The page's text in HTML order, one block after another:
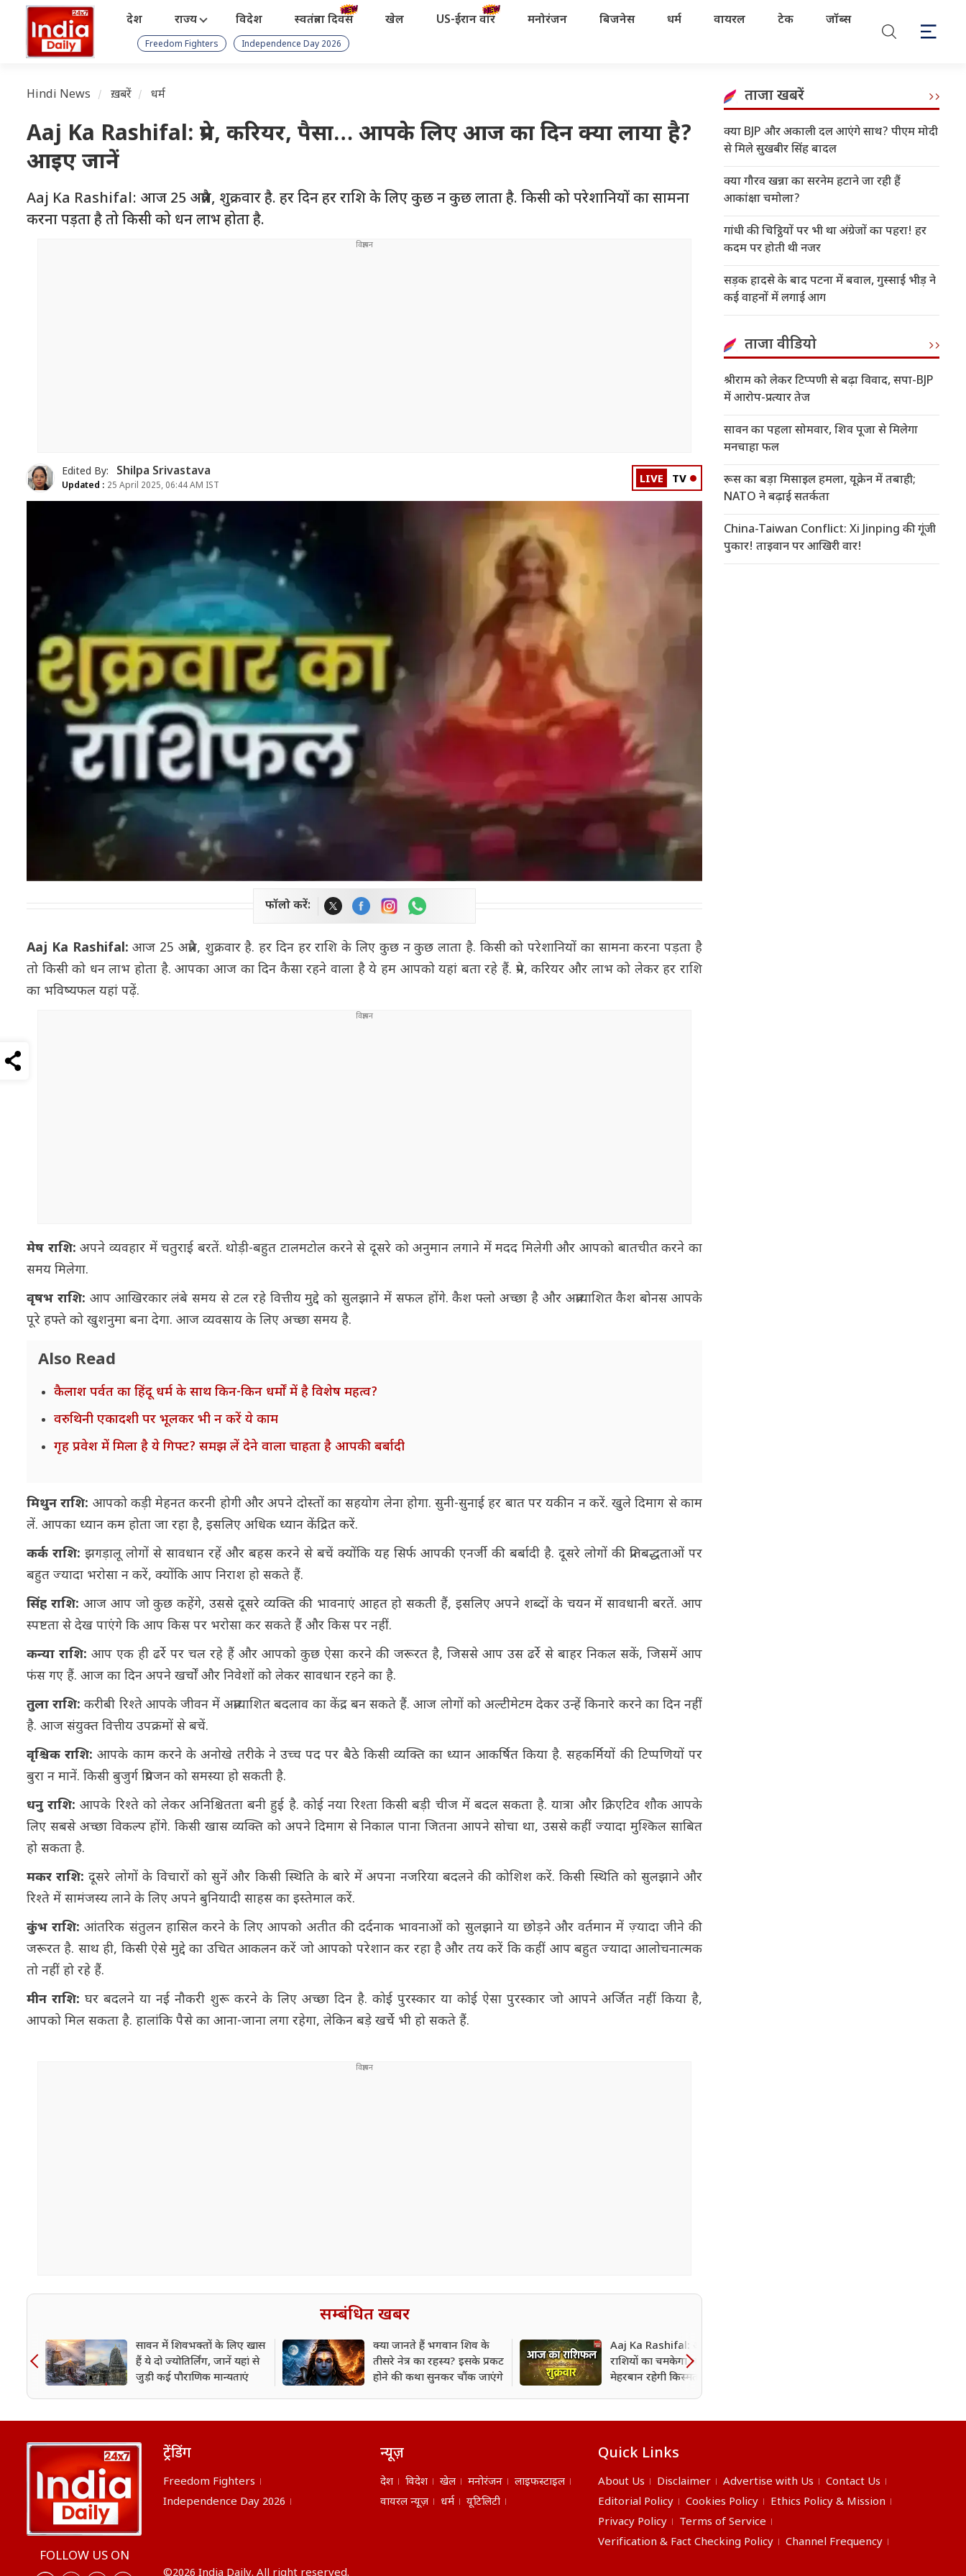
देश राज्य विदेश स्वतंत्रता दिवस खेल US-ईरान वॉर मनोरंजन बिजनेस धर्म वायरल टेक जॉब्स
Freedom Fighters Independence Day 2026
Hindi News ख़बरें धर्म
Aaj Ka Rashifal: प्रेम, करियर, पैसा… आपके लिए आज का दिन क्या लाया है?
आइए जानें
Aaj Ka Rashifal: आज 25 अप्रैल, शुक्रवार है. हर दिन हर राशि के लिए कुछ न कुछ लाता है. किसी को परेशानियों का सामना
करना पड़ता है तो किसी को धन लाभ होता है.
Edited By: Shilpa Srivastava
Updated : 25 April 2025, 06:44 AM IST LIVE TV
फॉलो करें:
Aaj Ka Rashifal:आज 25 अप्रैल, शुक्रवार है. हर दिन हर राशि के लिए कुछ न कुछ लाता है. किसी को परेशानियों का सामना करना पड़ता है
तो किसी को धन लाभ होता है. आपका आज का दिन कैसा रहने वाला है ये हम आपको यहां बता रहे हैं. प्रेम, करियर और लाभ को लेकर हर राशि
का भविष्यफल यहां पढ़ें.
मेष राशि:अपने व्यवहार में चतुराई बरतें. थोड़ी-बहुत टालमटोल करने से दूसरे को अनुमान लगाने में मदद मिलेगी और आपको बातचीत करने का
समय मिलेगा.
वृषभ राशि: आप आखिरकार लंबे समय से टल रहे वित्तीय मुद्दे को सुलझाने में सफल होंगे. कैश फ्लो अच्छा है और अप्रत्याशित कैश बोनस आपके
पूरे हफ्ते को खुशनुमा बना देगा. आज व्यवसाय के लिए अच्छा समय है.
Also Read
कैलाश पर्वत का हिंदू धर्म के साथ किन-किन धर्मों में है विशेष महत्व?
वरुथिनी एकादशी पर भूलकर भी न करें ये काम
गृह प्रवेश में मिला है ये गिफ्ट? समझ लें देने वाला चाहता है आपकी बर्बादी
मिथुन राशि: आपको कड़ी मेहनत करनी होगी और अपने दोस्तों का सहयोग लेना होगा. सुनी-सुनाई हर बात पर यकीन न करें. खुले दिमाग से काम
लें. आपका ध्यान कम होता जा रहा है, इसलिए अधिक ध्यान केंद्रित करें.
कर्क राशि: झगड़ालू लोगों से सावधान रहें और बहस करने से बचें क्योंकि यह सिर्फ आपकी एनर्जी की बर्बादी है. दूसरे लोगों की प्रतिबद्धताओं पर
बहुत ज्यादा भरोसा न करें, क्योंकि आप निराश हो सकते हैं.
सिंह राशि: आज आप जो कुछ कहेंगे, उससे दूसरे व्यक्ति की भावनाएं आहत हो सकती हैं, इसलिए अपने शब्दों के चयन में सावधानी बरतें. आप
स्पष्टता से देख पाएंगे कि आप किस पर भरोसा कर सकते हैं और किस पर नहीं.
कन्या राशि: आप एक ही ढर्रे पर चल रहे हैं और आपको कुछ ऐसा करने की जरूरत है, जिससे आप उस ढर्रे से बाहर निकल सकें, जिसमें आप
फंस गए हैं. आज का दिन अपने खर्चों और निवेशों को लेकर सावधान रहने का है.
तुला राशि:करीबी रिश्ते आपके जीवन में अप्रत्याशित बदलाव का केंद्र बन सकते हैं. आज लोगों को अल्टीमेटम देकर उन्हें किनारे करने का दिन नहीं
है. आज संयुक्त वित्तीय उपक्रमों से बचें.
वृश्चिक राशि:आपके काम करने के अनोखे तरीके ने उच्च पद पर बैठे किसी व्यक्ति का ध्यान आकर्षित किया है. सहकर्मियों की टिप्पणियों पर
बुरा न मानें. किसी बुजुर्ग प्रियजन को समस्या हो सकती है.
धनु राशि: आपके रिश्ते को लेकर अनिश्चितता बनी हुई है. कोई नया रिश्ता किसी बड़ी चीज में बदल सकता है. यात्रा और क्रिएटिव शौक आपके
लिए सबसे अच्छा विकल्प होंगे. किसी खास व्यक्ति को अपने दिमाग से निकाल पाना जितना आपने सोचा था, उससे कहीं ज्यादा मुश्किल साबित
हो सकता है.
मकर राशि: दूसरे लोगों के विचारों को सुनें और किसी स्थिति के बारे में अपना नजरिया बदलने की कोशिश करें. किसी स्थिति को सुलझाने और
रिश्ते में सामंजस्य लाने के लिए अपने बुनियादी साहस का इस्तेमाल करें.
कुंभ राशि:आंतरिक संतुलन हासिल करने के लिए आपको अतीत की दर्दनाक भावनाओं को सुलझाने या छोड़ने और वर्तमान में ज़्यादा जीने की
जरूरत है. साथ ही, किसी ऐसे मुद्दे का उचित आकलन करें जो आपको परेशान कर रहा है और तय करें कि कहीं आप बहुत ज्यादा आलोचनात्मक
तो नहीं हो रहे हैं.
मीन राशि: घर बदलने या नई नौकरी शुरू करने के लिए अच्छा दिन है. कोई पुरस्कार या कोई ऐसा पुरस्कार जो आपने अर्जित नहीं किया है,
आपको मिल सकता है. हालांकि पैसे का आना-जाना लगा रहेगा, लेकिन बड़े खर्चे भी हो सकते हैं.
सम्बंधित खबर
सावन में शिवभक्तों के लिए खास
हैं ये दो ज्योतिर्लिंग, जानें यहां से
जुड़ी कई पौराणिक मान्यताएं
क्या जानते हैं भगवान शिव के
तीसरे नेत्र का रहस्य? इसके प्रकट
होने की कथा सुनकर चौंक जाएंगे
Aaj Ka Rashifal: आज इन 7
राशियों का चमकेगा भाग्य,
मेहरबान रहेगी किस्मत
ताजा खबरें
क्या BJP और अकाली दल आएंगे साथ? पीएम मोदी
से मिले सुखबीर सिंह बादल
क्या गौरव खन्ना का सरनेम हटाने जा रही हैं
आकांक्षा चमोला?
गांधी की चिट्ठियों पर भी था अंग्रेजों का पहरा! हर
कदम पर होती थी नजर
सड़क हादसे के बाद पटना में बवाल, गुस्साई भीड़ ने
कई वाहनों में लगाई आग
ताजा वीडियो
श्रीराम को लेकर टिप्पणी से बढ़ा विवाद, सपा-BJP
में आरोप-प्रत्यार तेज
सावन का पहला सोमवार, शिव पूजा से मिलेगा
मनचाहा फल
रूस का बड़ा मिसाइल हमला, यूक्रेन में तबाही;
NATO ने बढ़ाई सतर्कता
China-Taiwan Conflict: Xi Jinping की गूंजी
पुकार! ताइवान पर आखिरी वार!
FOLLOW US ON
ट्रेंडिंग
Freedom Fighters
Independence Day 2026
न्यूज़
देश विदेश खेल मनोरंजन
लाइफस्टाइल
वायरल न्यूज़
धर्म यूटिलिटी
Quick Links
About Us Disclaimer Advertise with Us
Contact Us
Editorial Policy
Cookies Policy
Ethics Policy & Mission
Privacy Policy
Terms of Service
Verification & Fact Checking Policy
Channel Frequency